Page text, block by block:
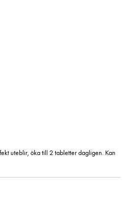
uteblir, öka till 2 tabletter dagligen. Kan